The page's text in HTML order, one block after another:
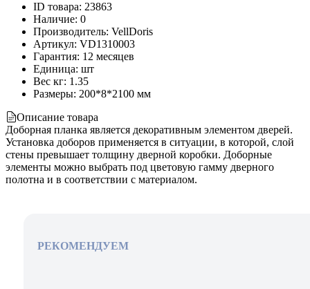
ID товара: 23863
Наличие: 0
Производитель: VellDoris
Артикул: VD1310003
Гарантия: 12 месяцев
Единица: шт
Вес кг: 1.35
Размеры: 200*8*2100 мм
Описание товара
Доборная планка является декоративным элементом дверей.
Установка доборов применяется в ситуации, в которой, слой
стены превышает толщину дверной коробки. Доборные
элементы можно выбрать под цветовую гамму дверного
полотна и в соответствии с материалом.
РЕКОМЕНДУЕМ